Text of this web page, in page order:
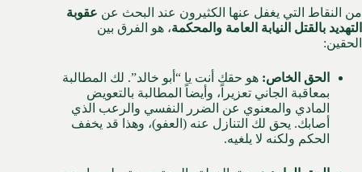
من النقاط التي يغفل عنها الكثيرون عند البحث عن عقوبة
التهديد بالقتل النيابة العامة والمحكمة، هو الفرق بين
الحقين:
الحق الخاص: هو حقك أنت يا “أبو خالد”. لك المطالبة
بمعاقبة الجاني تعزيراً، وأيضاً المطالبة بالتعويض
المادي والمعنوي عن الضرر النفسي والرعب الذي
أصابك. يحق لك التنازل عنه (العفو)، وهذا قد يخفف
الحكم ولكنه لا يلغيه.